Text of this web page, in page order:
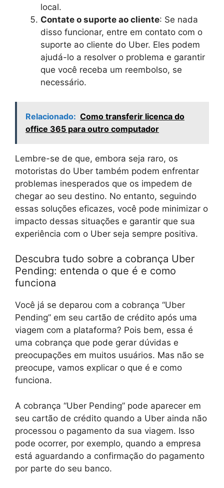
local.
Contate o suporte ao cliente: Se nada
disso funcionar, entre em contato com o
suporte ao cliente do Uber. Eles podem
ajudá-lo a resolver o problema e garantir
que você receba um reembolso, se
necessário.
Relacionado: Como transferir licenca do
office 365 para outro computador
Lembre-se de que, embora seja raro, os
motoristas do Uber também podem enfrentar
problemas inesperados que os impedem de
chegar ao seu destino. No entanto, seguindo
essas soluções eficazes, você pode minimizar o
impacto dessas situações e garantir que sua
experiência com o Uber seja sempre positiva.
Descubra tudo sobre a cobrança Uber
Pending: entenda o que é e como
funciona
Você já se deparou com a cobrança “Uber
Pending” em seu cartão de crédito após uma
viagem com a plataforma? Pois bem, essa é
uma cobrança que pode gerar dúvidas e
preocupações em muitos usuários. Mas não se
preocupe, vamos explicar o que é e como
funciona.
A cobrança “Uber Pending” pode aparecer em
seu cartão de crédito quando a Uber ainda não
processou o pagamento da sua viagem. Isso
pode ocorrer, por exemplo, quando a empresa
está aguardando a confirmação do pagamento
por parte do seu banco.